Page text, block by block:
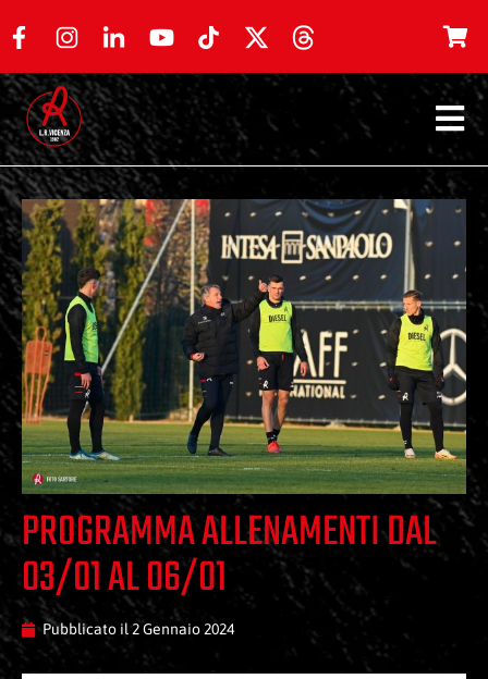
PROGRAMMA ALLENAMENTI DAL
03/01 AL 06/01
Pubblicato il2 Gennaio 2024